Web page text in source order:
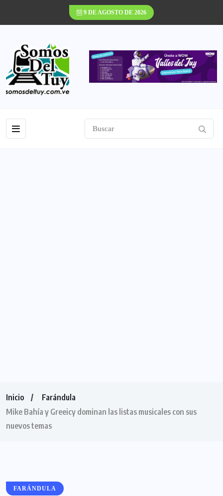
9 DE AGOSTO DE 2026
Inicio
Farándula
Mike Bahía y Greeicy dominan las listas musicales con sus
nuevos temas
FARÁNDULA